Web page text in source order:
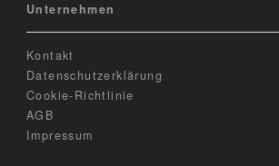
Unternehmen
Kontakt
Datenschutzerklärung
Cookie-Richtlinie
AGB
Impressum